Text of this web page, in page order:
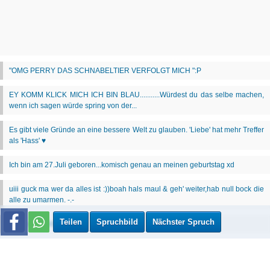
Teilen Spruchbild Nächster Spruch